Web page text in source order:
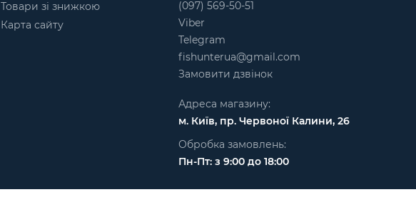
Товари зі знижкою
Карта сайту
(097) 569-50-51
Viber
Telegram
fishunterua@gmail.com
Замовити дзвінок
Адреса магазину:
м. Київ, пр. Червоної Калини, 26
Обробка замовлень:
Пн-Пт: з 9:00 до 18:00